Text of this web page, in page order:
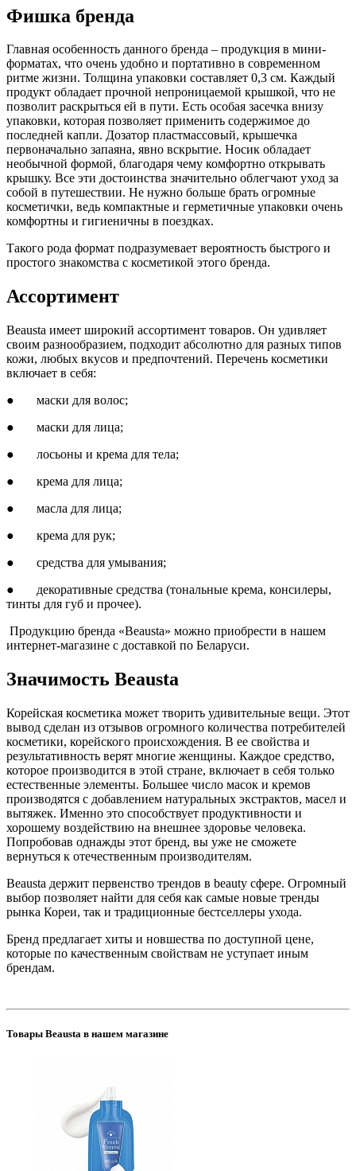
Фишка бренда
Главная особенность данного бренда – продукция в мини-
форматах, что очень удобно и портативно в современном
ритме жизни. Толщина упаковки составляет 0,3 см. Каждый
продукт обладает прочной непроницаемой крышкой, что не
позволит раскрыться ей в пути. Есть особая засечка внизу
упаковки, которая позволяет применить содержимое до
последней капли. Дозатор пластмассовый, крышечка
первоначально запаяна, явно вскрытие. Носик обладает
необычной формой, благодаря чему комфортно открывать
крышку. Все эти достоинства значительно облегчают уход за
собой в путешествии. Не нужно больше брать огромные
косметички, ведь компактные и герметичные упаковки очень
комфортны и гигиеничны в поездках.
Такого рода формат подразумевает вероятность быстрого и
простого знакомства с косметикой этого бренда.
Ассортимент
Beausta имеет широкий ассортимент товаров. Он удивляет
своим разнообразием, подходит абсолютно для разных типов
кожи, любых вкусов и предпочтений. Перечень косметики
включает в себя:
● маски для волос;
● маски для лица;
● лосьоны и крема для тела;
● крема для лица;
● масла для лица;
● крема для рук;
● средства для умывания;
● декоративные средства (тональные крема, консилеры,
тинты для губ и прочее).
Продукцию бренда «Beausta» можно приобрести в нашем
интернет-магазине с доставкой по Беларуси.
Значимость Beausta
Корейская косметика может творить удивительные вещи. Этот
вывод сделан из отзывов огромного количества потребителей
косметики, корейского происхождения. В ее свойства и
результативность верят многие женщины. Каждое средство,
которое производится в этой стране, включает в себя только
естественные элементы. Большее число масок и кремов
производятся с добавлением натуральных экстрактов, масел и
вытяжек. Именно это способствует продуктивности и
хорошему воздействию на внешнее здоровье человека.
Попробовав однажды этот бренд, вы уже не сможете
вернуться к отечественным производителям.
Beausta держит первенство трендов в beauty сфере. Огромный
выбор позволяет найти для себя как самые новые тренды
рынка Кореи, так и традиционные бестселлеры ухода.
Бренд предлагает хиты и новшества по доступной цене,
которые по качественным свойствам не уступает иным
брендам.
Товары Beausta в нашем магазине